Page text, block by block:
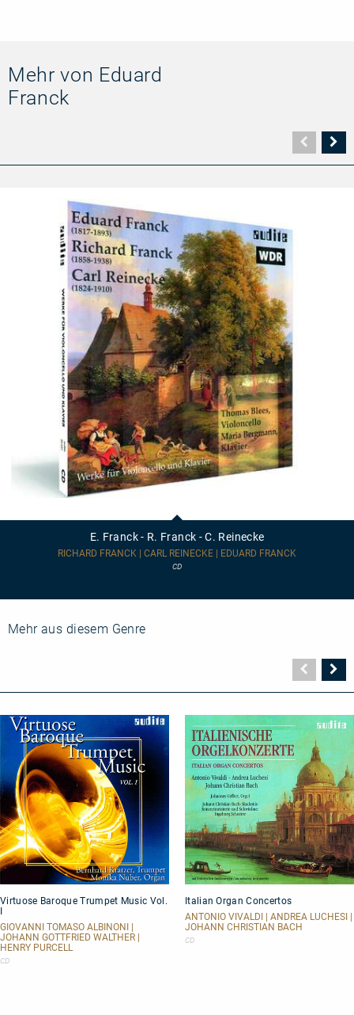
Mehr von Eduard
Franck
Seite
E. Franck - R. Franck - C. Reinecke
RICHARD FRANCK | CARL REINECKE | EDUARD FRANCK
CD
Mehr aus diesem Genre
Seite
Baroque
Trumpet
Music
Vol.
I
Virtuose Baroque Trumpet Music Vol.
GIOVANNI TOMASO ALBINONI |
JOHANN GOTTFRIED WALTHER |
HENRY PURCELL
CD
Organ
Concertos
Italian Organ Concertos
ANTONIO VIVALDI | ANDREA LUCHESI |
JOHANN CHRISTIAN BACH
CD